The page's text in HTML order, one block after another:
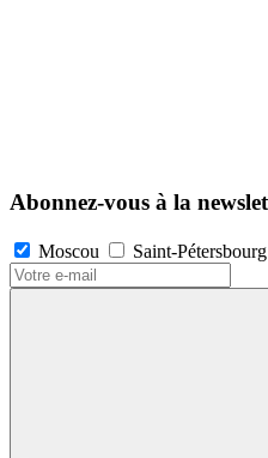
Abonnez-vous à la
Moscou Saint-Pétersbourg